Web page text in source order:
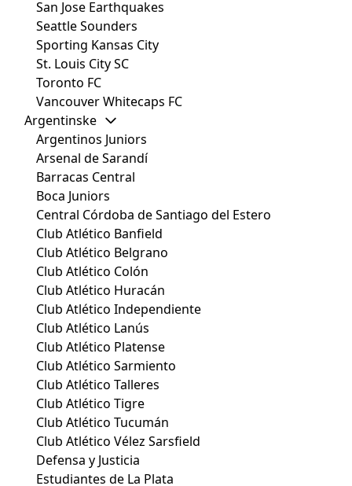
San Jose Earthquakes
Seattle Sounders
Sporting Kansas City
St. Louis City SC
Toronto FC
Vancouver Whitecaps FC
Argentinske
Argentinos Juniors
Arsenal de Sarandí
Barracas Central
Boca Juniors
Central Córdoba de Santiago del Estero
Club Atlético Banfield
Club Atlético Belgrano
Club Atlético Colón
Club Atlético Huracán
Club Atlético Independiente
Club Atlético Lanús
Club Atlético Platense
Club Atlético Sarmiento
Club Atlético Talleres
Club Atlético Tigre
Club Atlético Tucumán
Club Atlético Vélez Sarsfield
Defensa y Justicia
Estudiantes de La Plata